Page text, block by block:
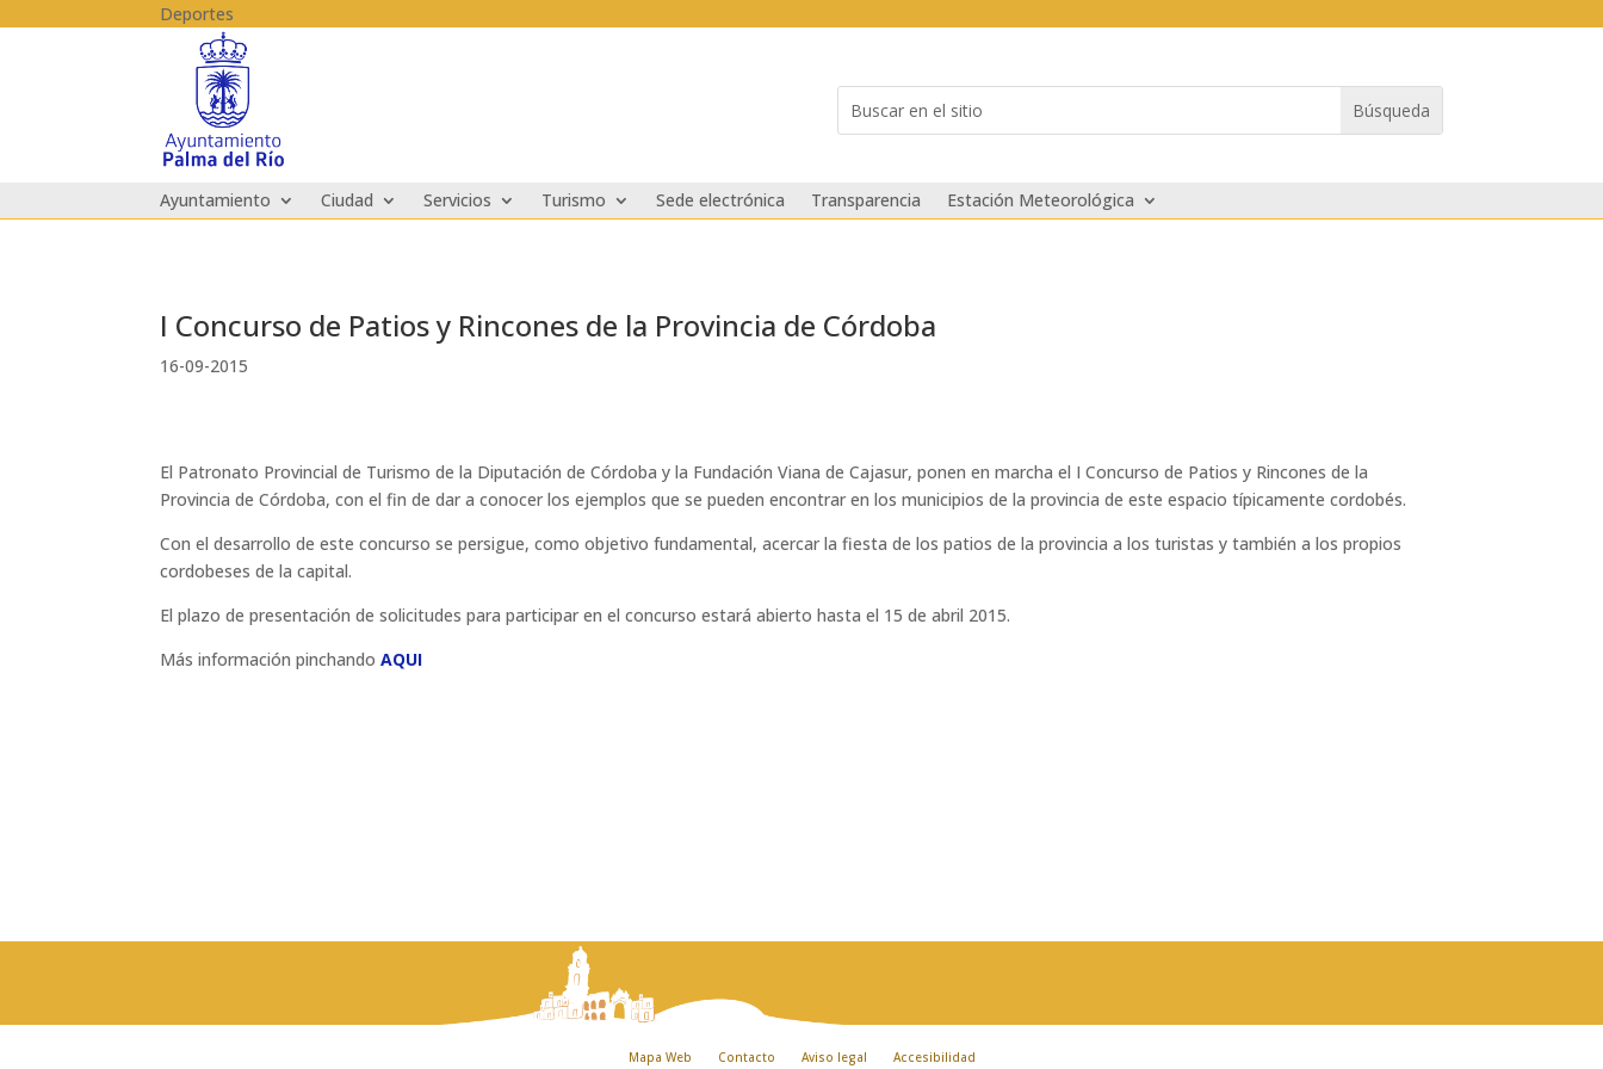
Deportes
for...
Ayuntamiento Ciudad Servicios Turismo Sede electrónica Transparencia Estación Meteorológica
I Concurso de Patios y Rincones de la Provincia de Córdoba
16-09-2015
El Patronato Provincial de Turismo de la Diputación de Córdoba y la Fundación Viana de Cajasur, ponen en marcha el I Concurso de Patios y Rincones de la
Provincia de Córdoba, con el fin de dar a conocer los ejemplos que se pueden encontrar en los municipios de la provincia de este espacio típicamente cordobés.
Con el desarrollo de este concurso se persigue, como objetivo fundamental, acercar la fiesta de los patios de la provincia a los turistas y también a los propios
cordobeses de la capital.
El plazo de presentación de solicitudes para participar en el concurso estará abierto hasta el 15 de abril 2015.
Más información pinchandoAQUI
Mapa Web Contacto Aviso legal Accesibilidad